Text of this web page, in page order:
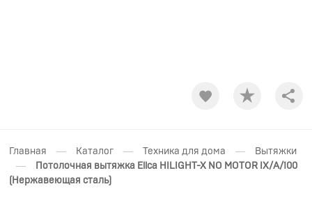
Главная — Каталог — Техника для дома — Вытяжки
—
Потолочная вытяжка Elica HILIGHT-X NO MOTOR IX/A/100
(Нержавеющая сталь)